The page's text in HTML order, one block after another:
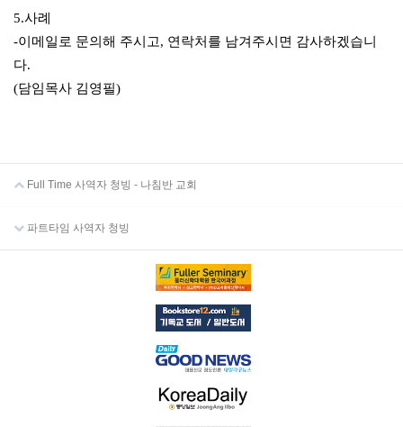
5.사례
-이메일로 문의해 주시고, 연락처를 남겨주시면 감사하겠습니
다.
(담임목사 김영필)
Full Time 사역자 청빙 - 나침반 교회
파트타임 사역자 청빙